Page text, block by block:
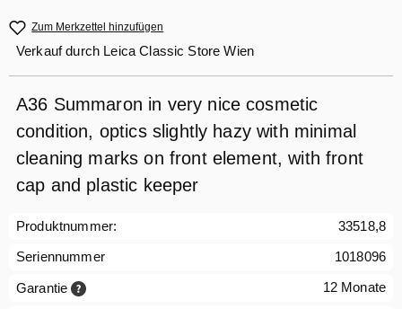
Zum Merkzettel hinzufügen
Verkauf durch Leica Classic Store Wien
A36 Summaron in very nice cosmetic
condition, optics slightly hazy with minimal
cleaning marks on front element, with front
cap and plastic keeper
Produktnummer:
33518,8
Seriennummer
1018096
Garantie 12 Monate